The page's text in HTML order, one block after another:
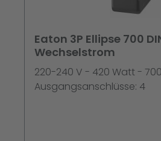
Eaton 3P Ellipse 700
Wechselstrom
220-240 V - 420 Watt -
Ausgangsanschlüsse: 4